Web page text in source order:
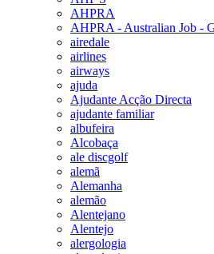
AHPRA
AHPRA - Australian Job -
airedale
airlines
airways
ajuda
Ajudante Acção Directa
ajudante familiar
albufeira
Alcobaça
ale discgolf
alemã
Alemanha
alemão
Alentejano
Alentejo
alergologia